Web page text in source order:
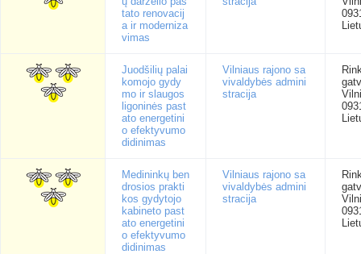
tato renovacij
a ir moderniza
vimas
Juodšilių palai
komojo gydy
mo ir slaugos
ligoninės past
ato energetini
o efektyvumo
didinimas
Vilniaus rajono sa
vivaldybės admini
stracija
Medininkų ben
drosios prakti
kos gydytojo
kabineto past
ato energetini
o efektyvumo
didinimas
Vilniaus rajono sa
vivaldybės admini
stracija